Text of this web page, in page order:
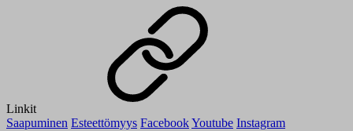
Linkit
Saapuminen Esteettömyys FacebookYoutube Instagram